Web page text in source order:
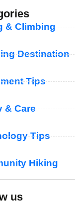
& Climbing
Destination
Tips
& Care
Tips
Hiking
us